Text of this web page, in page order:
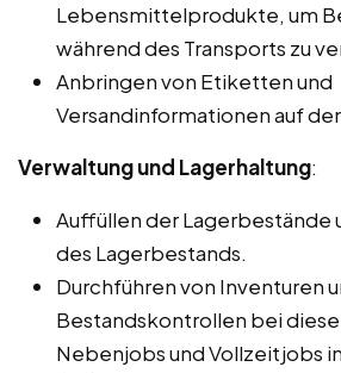
Lebensmittelprodukte, um
während des Transports zu
Anbringen von Etiketten und
Versandinformationen auf
Verwaltung und Lagerhaltung:
Auffüllen der Lagerbestände
des Lagerbestands.
Durchführen von Inventuren
Bestandskontrollen bei
Nebenjobs und Vollzeitjobs